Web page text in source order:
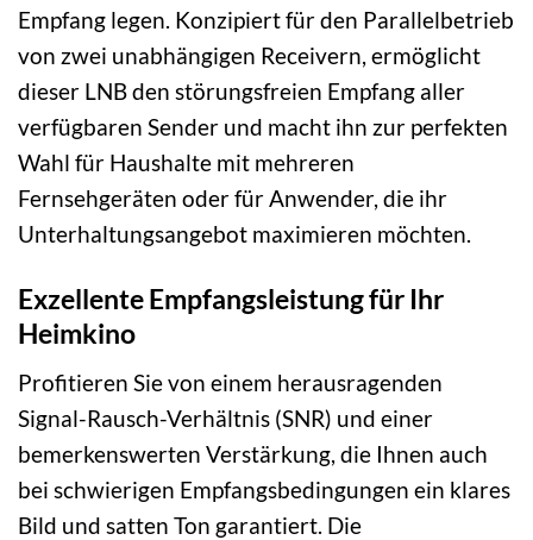
Empfang legen. Konzipiert für den Parallelbetrieb
von zwei unabhängigen Receivern, ermöglicht
dieser LNB den störungsfreien Empfang aller
verfügbaren Sender und macht ihn zur perfekten
Wahl für Haushalte mit mehreren
Fernsehgeräten oder für Anwender, die ihr
Unterhaltungsangebot maximieren möchten.
Exzellente Empfangsleistung für Ihr
Heimkino
Profitieren Sie von einem herausragenden
Signal-Rausch-Verhältnis (SNR) und einer
bemerkenswerten Verstärkung, die Ihnen auch
bei schwierigen Empfangsbedingungen ein klares
Bild und satten Ton garantiert. Die